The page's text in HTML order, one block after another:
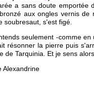
a sans doute emportée
aux ongles vernis
soubresaut, s'est figé.
seulement -comme en
résonner la pierre puis
de Tarquinia. Et je sens
Alexandrine